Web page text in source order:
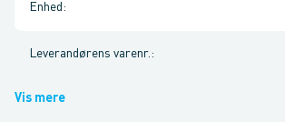
Enhed :
Leverandørens varenr. :
Vis mere